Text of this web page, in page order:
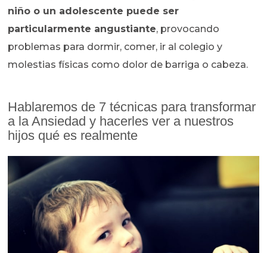
niño o un adolescente puede ser
particularmente angustiante, provocando
problemas para dormir, comer, ir al colegio y
molestias físicas como dolor de barriga o cabeza.
Hablaremos de 7 técnicas para transformar
a la Ansiedad y hacerles ver a nuestros
hijos qué es realmente